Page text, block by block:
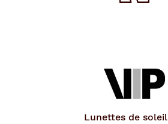
Lunettes de soleil